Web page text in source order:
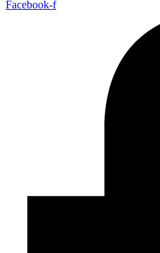
Facebook-f